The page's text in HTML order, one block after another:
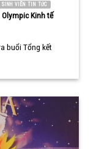
SINH VIÊN TIN TỨC
Kinh tế
buổi Tổng kết